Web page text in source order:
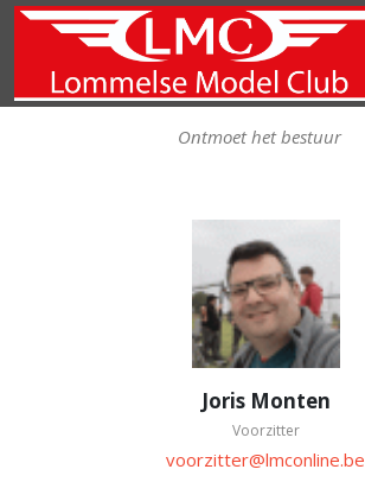
Bestuur
Ontmoet het bestuur
Joris Monten
Voorzitter
voorzitter@lmconline.be